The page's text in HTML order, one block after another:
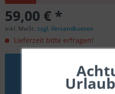
59,00 € *
inkl. MwSt. zzgl. Versandkosten
Lieferzeit bitte erfragen!
Sollte ein Artikel nicht als
sein, gelten in aller Regel
müssen aber darauf